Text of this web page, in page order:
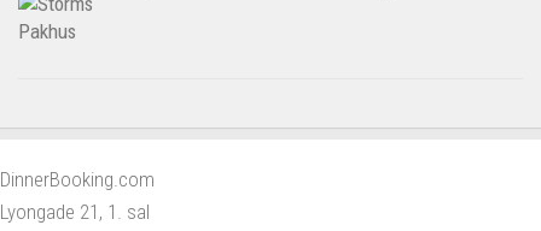
DinnerBooking.com
Lyongade 21, 1. sal